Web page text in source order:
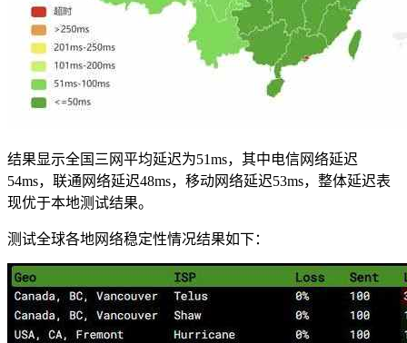
结果显示全国三网平均延迟为51ms，其中电信网络延迟
54ms，联通网络延迟48ms，移动网络延迟53ms，整体延迟表
现优于本地测试结果。
测试全球各地网络稳定性情况结果如下：